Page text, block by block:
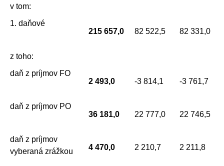
v tom:
1. daňové
215 657,0
82 522,5 82 331,0
z toho:
daň z príjmov FO
2 493,0
-3 814,1 -3 761,7
daň z príjmov PO
36 181,0
22 777,0 22 746,5
daň z príjmov
vyberaná zrážkou
4 470,0 2 210,7 2 211,8